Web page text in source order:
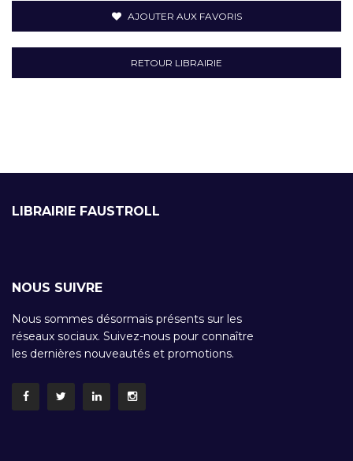
AJOUTER AUX FAVORIS
RETOUR LIBRAIRIE
LIBRAIRIE FAUSTROLL
NOUS SUIVRE
Nous sommes désormais présents sur les
réseaux sociaux. Suivez-nous pour connaître
les dernières nouveautés et promotions.